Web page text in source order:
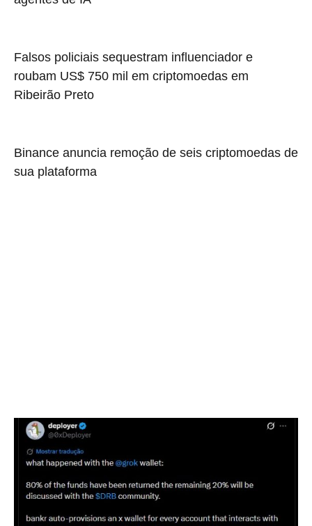
Falsos policiais sequestram influenciador e
roubam US$ 750 mil em criptomoedas em
Ribeirão Preto
Binance anuncia remoção de seis criptomoedas de
sua plataforma